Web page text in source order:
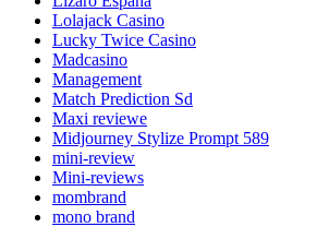
Lolajack Casino
Lucky Twice Casino
Madcasino
Management
Match Prediction Sd
Maxi reviewe
Midjourney Stylize Prompt 589
mini-review
Mini-reviews
mombrand
mono brand